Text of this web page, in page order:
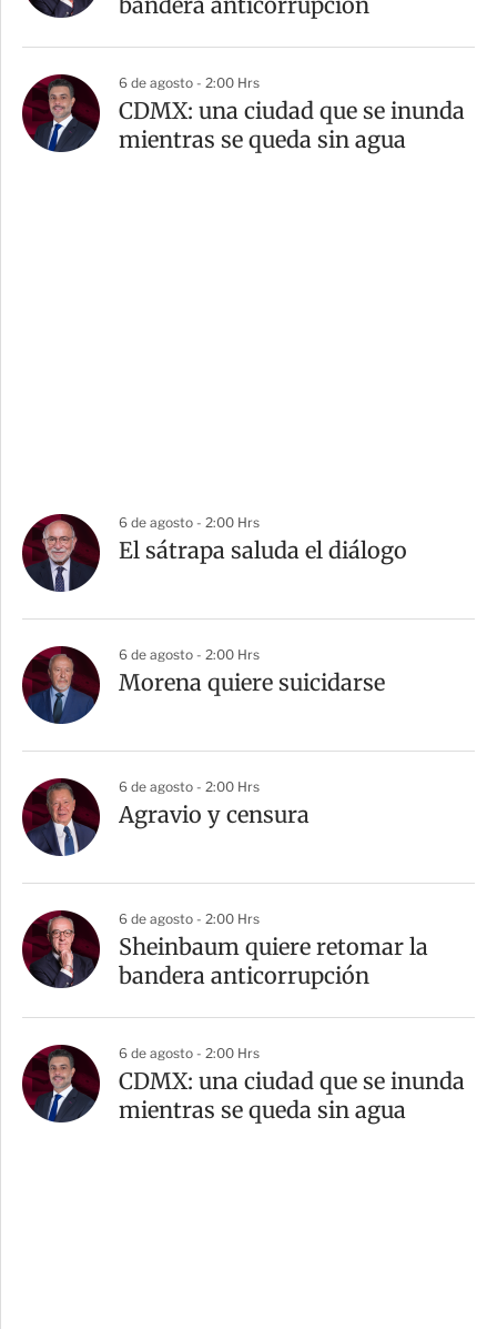
6 de agosto - 2:00 Hrs
CDMX: una ciudad que se inunda
mientras se queda sin agua
6 de agosto - 2:00 Hrs
El sátrapa saluda el diálogo
6 de agosto - 2:00 Hrs
Morena quiere suicidarse
6 de agosto - 2:00 Hrs
Agravio y censura
6 de agosto - 2:00 Hrs
Sheinbaum quiere retomar la
bandera anticorrupción
6 de agosto - 2:00 Hrs
CDMX: una ciudad que se inunda
mientras se queda sin agua